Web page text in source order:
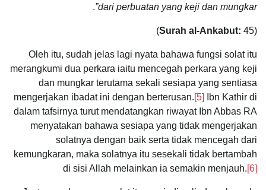
dari perbuatan yang keji dan mungkar”
.
(
Surah al-Ankabut: 45)
Oleh itu, sudah jelas lagi nyata bahawa fungsi solat itu
merangkumi dua perkara iaitu mencegah perkara yang keji
dan mungkar terutama sekali sesiapa yang sentiasa
mengerjakan ibadat ini dengan berterusan.[5]
Ibn Kathir di
dalam tafsirnya turut mendatangkan riwayat Ibn Abbas RA
menyatakan bahawa sesiapa yang tidak mengerjakan
solatnya dengan baik serta tidak mencegah dari
kemungkaran, maka solatnya itu sesekali tidak bertambah
di sisi Allah melainkan ia semakin menjauh.[6]